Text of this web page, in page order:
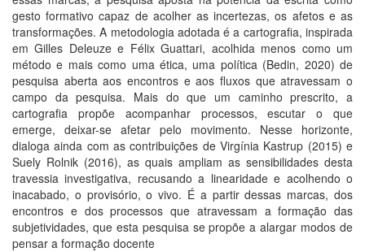
gesto formativo capaz de acolher as incertezas, os afetos e as
transformações. A metodologia adotada é a cartografia, inspirada
em Gilles Deleuze e Félix Guattari, acolhida menos como um
método e mais como uma ética, uma política (Bedin, 2020) de
pesquisa aberta aos encontros e aos fluxos que atravessam o
campo da pesquisa. Mais do que um caminho prescrito, a
cartografia propõe acompanhar processos, escutar o que
emerge, deixar-se afetar pelo movimento. Nesse horizonte,
dialoga ainda com as contribuições de Virgínia Kastrup (2015) e
Suely Rolnik (2016), as quais ampliam as sensibilidades desta
travessia investigativa, recusando a linearidade e acolhendo o
inacabado, o provisório, o vivo. É a partir dessas marcas, dos
encontros e dos processos que atravessam a formação das
subjetividades, que esta pesquisa se propõe a alargar modos de
pensar a formação docente